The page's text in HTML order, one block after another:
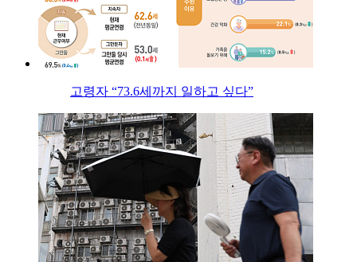
고령자 “73.6세까지 일하고 싶다”